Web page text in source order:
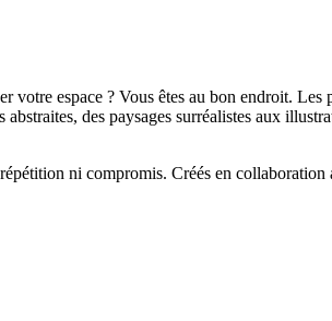
votre espace ? Vous êtes au bon endroit.
des paysages surréalistes aux
ni compromis. Créés en